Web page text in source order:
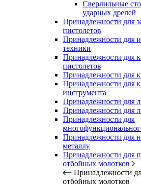
Сверлильные
ударных дрелей
Принадлежности для
пистолетов
Принадлежности для
техники
Принадлежности для
пистолетов
Принадлежности для
Принадлежности для
инструмента
Принадлежности для
Принадлежности для
Принадлежности для
Принадлежности для
металлу
Принадлежности для
отбойных молотков
Принадлежности
отбойных молотков